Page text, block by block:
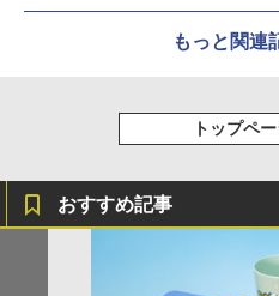
もっと関連
トップペ
おすすめ記事